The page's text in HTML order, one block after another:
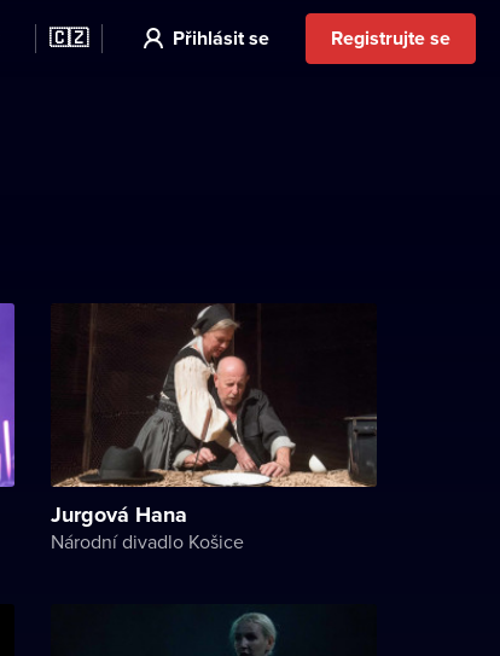
🇨🇿 Přihlásit se Registrujte se
Jurgová Hana
Národní divadlo Košice